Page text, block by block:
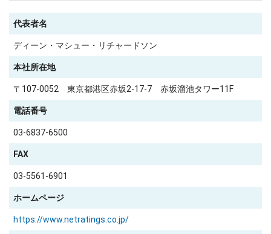
代表者名
ディーン・マシュー・リチャードソン
本社所在地
〒107-0052 東京都港区赤坂2-17-7 赤坂溜池タワー11F
電話番号
03-6837-6500
FAX
03-5561-6901
ホームページ
https://www.netratings.co.jp/